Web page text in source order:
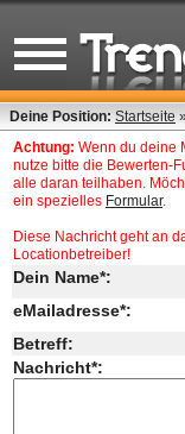
Deine Position: Startseite
Achtung: Wenn du deine
nutze bitte die Bewerten-
alle daran teilhaben.
ein spezielles Formular.
Diese Nachricht geht an
Locationbetreiber!
Dein Name*:
eMailadresse*:
Betreff:
Nachricht*: